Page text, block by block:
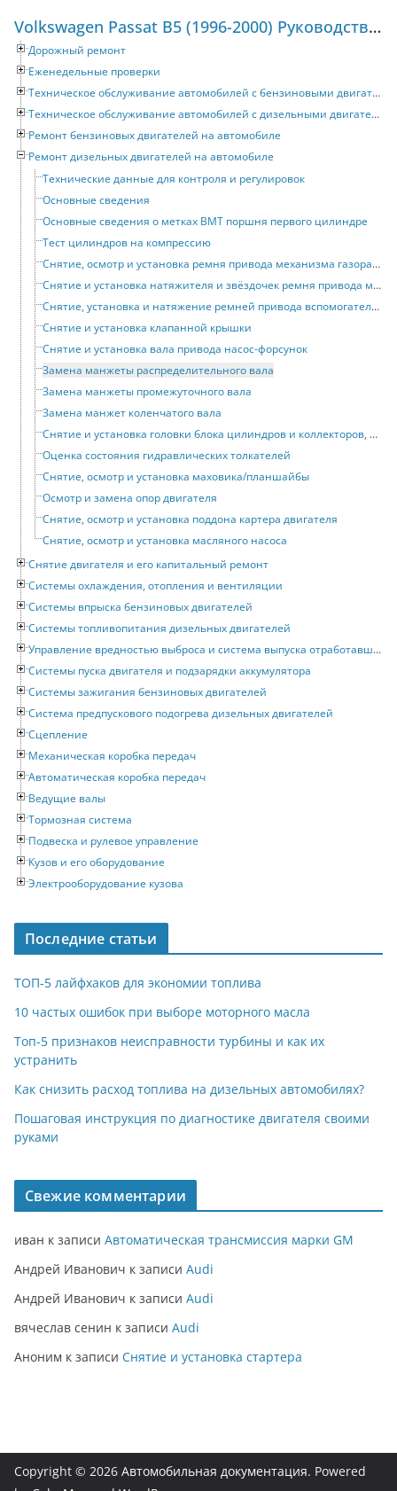
Volkswagen Passat B5 (1996-2000) Руководство по ремонту и техническому обслуживанию
Дорожный ремонт
Еженедельные проверки
Техническое обслуживание автомобилей с бензиновыми двигателями
Техническое обслуживание автомобилей с дизельными двигателями
Ремонт бензиновых двигателей на автомобиле
Ремонт дизельных двигателей на автомобиле
Технические данные для контроля и регулировок
Основные сведения
Основные сведения о метках ВМТ поршня первого цилиндре
Тест цилиндров на компрессию
Снятие, осмотр и установка ремня привода механизма газораспределения
Снятие и установка натяжителя и звёздочек ремня привода механизма газораспределения
Снятие, установка и натяжение ремней привода вспомогательных устройств
Снятие и установка клапанной крышки
Снятие и установка вала привода насос-форсунок
Замена манжеты распределительного вала
Замена манжеты промежуточного вала
Замена манжет коленчатого вала
Снятие и установка головки блока цилиндров и коллекторов, отделение их друг от друга
Оценка состояния гидравлических толкателей
Снятие, осмотр и установка маховика/планшайбы
Осмотр и замена опор двигателя
Снятие, осмотр и установка поддона картера двигателя
Снятие, осмотр и установка масляного насоса
Снятие двигателя и его капитальный ремонт
Системы охлаждения, отопления и вентиляции
Системы впрыска бензиновых двигателей
Системы топливопитания дизельных двигателей
Управление вредностью выброса и система выпуска отработавших газов
Системы пуска двигателя и подзарядки аккумулятора
Системы зажигания бензиновых двигателей
Система предпускового подогрева дизельных двигателей
Сцепление
Механическая коробка передач
Автоматическая коробка передач
Ведущие валы
Тормозная система
Подвеска и рулевое управление
Кузов и его оборудование
Электрооборудование кузова
Последние статьи
ТОП-5 лайфхаков для экономии топлива
10 частых ошибок при выборе моторного масла
Топ-5 признаков неисправности турбины и как их
устранить
Как снизить расход топлива на дизельных автомобилях?
Пошаговая инструкция по диагностике двигателя своими
руками
Свежие комментарии
иван к записи Автоматическая трансмиссия марки GM
Андрей Иванович к записи Audi
Андрей Иванович к записи Audi
вячеслав сенин к записи Audi
Аноним к записи Снятие и установка стартера
Copyright © 2026 Автомобильная документация. Powered